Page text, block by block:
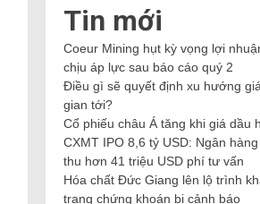
Tin mới
Coeur Mining hụt kỳ vọng lợi
chịu áp lực sau báo cáo quý 2
Điều gì sẽ quyết định xu hướng
gian tới?
Cổ phiếu châu Á tăng khi giá dầu
CXMT IPO 8,6 tỷ USD: Ngân
thu hơn 41 triệu USD phí tư vấn
Hóa chất Đức Giang lên lộ trình
trạng chứng khoán bị cảnh báo